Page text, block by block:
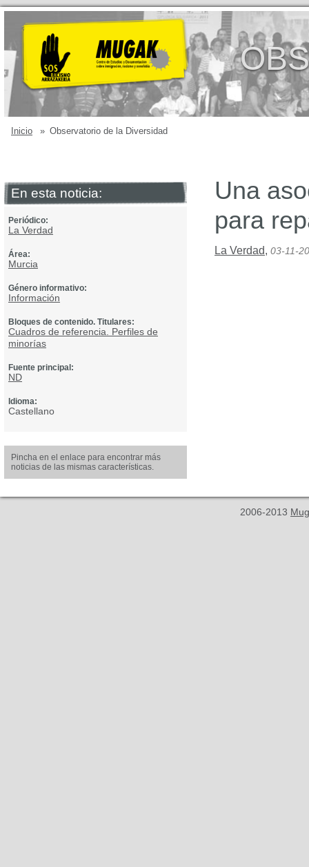
Inicio » Observatorio de la Diversidad
En esta noticia:
Periódico:
La Verdad
Área:
Murcia
Género informativo:
Información
Bloques de contenido. Titulares:
Cuadros de referencia. Perfiles de
minorías
Fuente principal:
ND
Idioma:
Castellano
Pincha en el enlace para encontrar más
noticias de las mismas características.
Una
para
La Verdad, 03-11-
2006-2013